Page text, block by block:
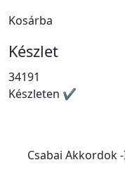
Kosárba
Készlet
34191
Készleten ✔
Csabai Akkordok